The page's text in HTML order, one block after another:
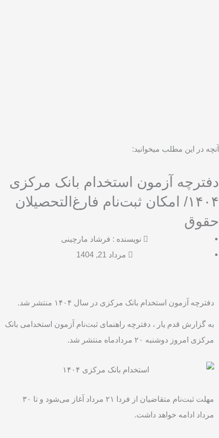
آنچه در این مطلب میخوانید:
دفترچه آزمون استخدام بانک مرکزی
۱۴۰۴/ امکان ثبت‌نام فارغ‌التحصیلان
حقوق
نویسنده : فرشاد مارچینی
مرداد 21, 1404
دفترچه آزمون استخدام بانک مرکزی در سال ۱۴۰۴ منتشر شد.
به گزارش قدم یار ، دفترچه راهنمای ثبت‌نام آزمون استخدامی بانک
مرکزی امروز دوشنبه ۲۰ مردادماه منتشر شد.
مهلت ثبت‌نام متقاضیان از فردا ۲۱ مرداد آغاز می‌شود و تا ۳۰
مرداد ادامه خواهد داشت.